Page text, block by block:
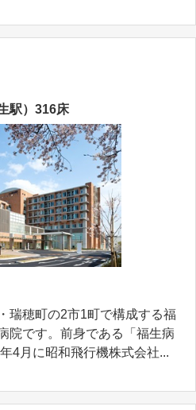
駅）316床
瑞穂町の2市1町で構成する福
院です。前身である「福生病
4月に昭和飛行機株式会社...